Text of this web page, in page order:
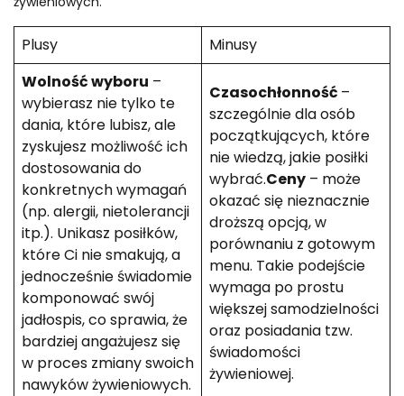
Plusy
Minusy
Wolność wyboru –
wybierasz nie tylko te
dania, które lubisz, ale
zyskujesz możliwość ich
dostosowania do
konkretnych wymagań
(np. alergii, nietolerancji
itp.). Unikasz posiłków,
które Ci nie smakują, a
jednocześnie świadomie
komponować swój
jadłospis, co sprawia, że
bardziej angażujesz się
w proces zmiany swoich
nawyków żywieniowych.
Czasochłonność –
szczególnie dla osób
początkujących, które
nie wiedzą, jakie posiłki
wybrać.Ceny – może
okazać się nieznacznie
droższą opcją, w
porównaniu z gotowym
menu. Takie podejście
wymaga po prostu
większej samodzielności
oraz posiadania tzw.
świadomości
żywieniowej.